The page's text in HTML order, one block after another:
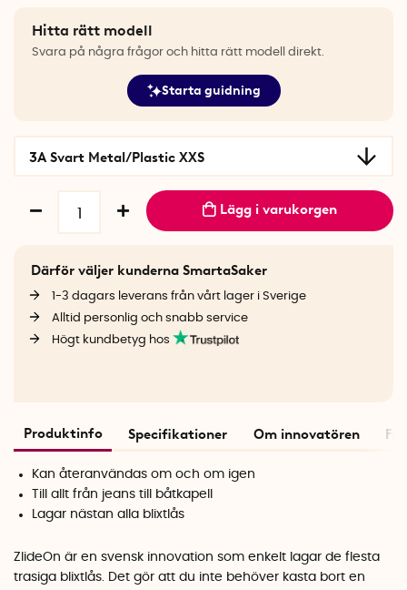
Hitta rätt modell
Svara på några frågor och hitta rätt modell direkt.
Starta guidning
3A Svart Metal/Plastic XXS
Lägg i varukorgen
Därför väljer kunderna SmartaSaker
1-3 dagars leverans från vårt lager i Sverige
Alltid personlig och snabb service
Högt kundbetyg hos
Produktinfo Specifikationer Om innovatören
Kan återanvändas om och om igen
Till allt från jeans till båtkapell
Lagar nästan alla blixtlås
ZlideOn är en svensk innovation som enkelt lagar de flesta
trasiga blixtlås. Det gör att du inte behöver kasta bort en